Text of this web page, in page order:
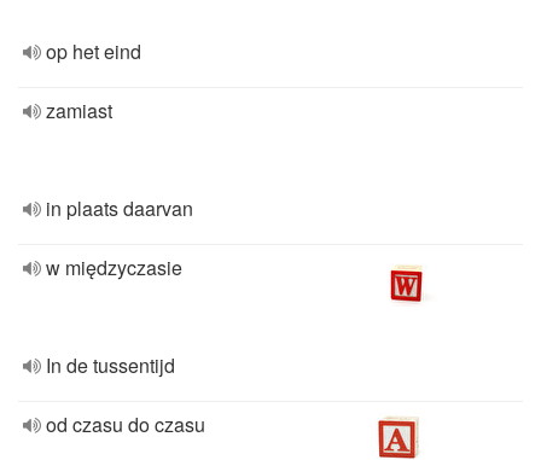
op het eind
zamiast
in plaats daarvan
w międzyczasie
In de tussentijd
od czasu do czasu